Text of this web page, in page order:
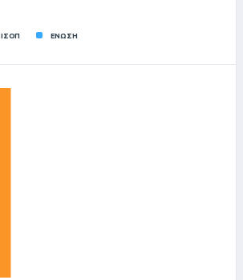
ΙΣΟΠ ΕΝΩΣΗ